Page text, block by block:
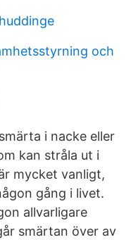
och
i nacke eller
kan stråla ut i
mycket vanligt,
gång i livet.
allvarligare
smärtan över av